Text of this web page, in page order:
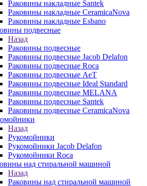
Раковины накладные Santek
Раковины накладные CeramicaNova
Раковины накладные Esbano
подвесные
Назад
Раковины подвесные
Раковины подвесные Jacob Delafon
Раковины подвесные Roca
Раковины подвесные AeT
Раковины подвесные Ideal Standard
Раковины подвесные MELANA
Раковины подвесные Santek
Раковины подвесные CeramicaNova
Назад
Рукомойники
Рукомойники Jacob Delafon
Рукомойники Roca
над стиральной машиной
Назад
Раковины над стиральной машиной